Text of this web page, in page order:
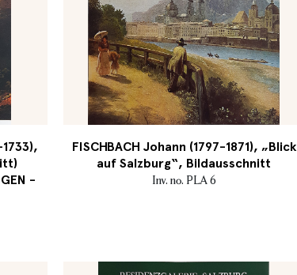
-
FISCHBACH Johann (1797-1871), „Blick
auf Salzburg“, Bildausschnitt
Inv. no. PLA 6